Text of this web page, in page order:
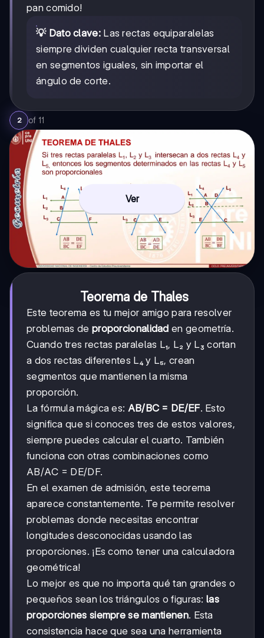
pan comido!
💡 Dato clave:Las rectas equiparalelas
siempre dividen cualquier recta transversal
en segmentos iguales, sin importar el
ángulo de corte.
2 of 11
Ver
Teorema de Thales
Este teorema es tu mejor amigo para resolver
problemas de proporcionalidad en geometría.
Cuando tres rectas paralelas L₁, L₂ y L₃ cortan
a dos rectas diferentes L₄ y L₅, crean
segmentos que mantienen la misma
proporción.
La fórmula mágica es: AB/BC = DE/EF. Esto
significa que si conoces tres de estos valores,
siempre puedes calcular el cuarto. También
funciona con otras combinaciones como
AB/AC = DE/DF.
En el examen de admisión, este teorema
aparece constantemente. Te permite resolver
problemas donde necesitas encontrar
longitudes desconocidas usando las
proporciones. ¡Es como tener una calculadora
geométrica!
Lo mejor es que no importa qué tan grandes o
pequeños sean los triángulos o figuras: las
proporciones siempre se mantienen. Esta
consistencia hace que sea una herramienta